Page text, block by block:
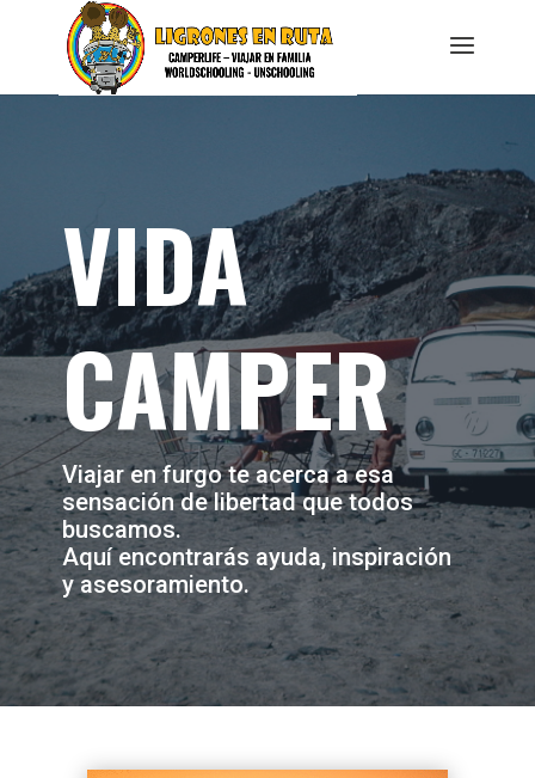
VIDA
CAMPER
Viajar en furgo te acerca a esa
sensación de libertad que todos
buscamos.
Aquí encontrarás ayuda, inspiración
y asesoramiento.